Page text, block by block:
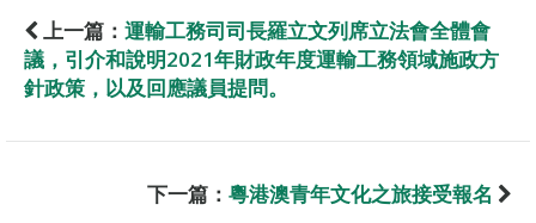
上一篇： 運輸工務司司長羅立文列席立法會全體會
議，引介和說明2021年財政年度運輸工務領域施政方
針政策，以及回應議員提問。
下一篇： 粵港澳青年文化之旅接受報名